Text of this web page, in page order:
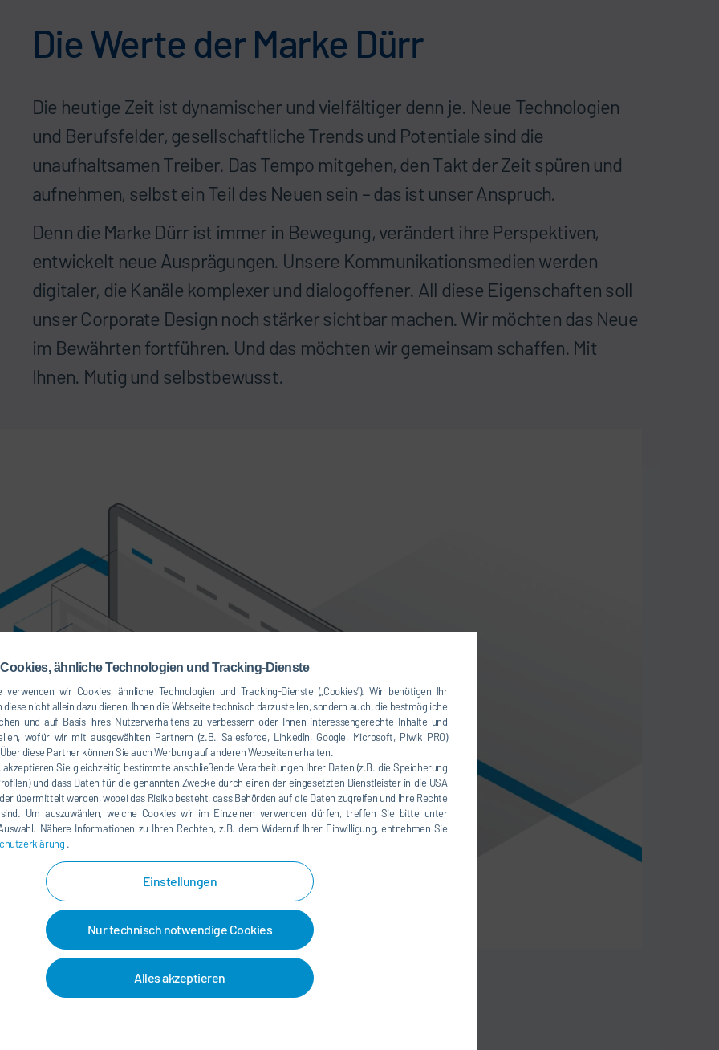
ähnliche Technologien und Tracking-Dienste
wir Cookies, ähnliche Technologien und Tracking-Dienste („Cookies“). Wir benötigen Ihr
diese nicht allein dazu dienen, Ihnen die Webseite technisch darzustellen, sondern auch, die bestmögliche
und auf Basis Ihres Nutzerverhaltens zu verbessern oder Ihnen interessengerechte Inhalte und
wofür wir mit ausgewählten Partnern (z.B. Salesforce, LinkedIn, Google, Microsoft, Piwik PRO)
diese Partner können Sie auch Werbung auf anderen Webseiten erhalten.
akzeptieren Sie gleichzeitig bestimmte anschließende Verarbeitungen Ihrer Daten (z.B. die Speicherung
und dass Daten für die genannten Zwecke durch einen der eingesetzten Dienstleister in die USA
übermittelt werden, wobei das Risiko besteht, dass Behörden auf die Daten zugreifen und Ihre Rechte
Um auszuwählen, welche Cookies wir im Einzelnen verwenden dürfen, treffen Sie bitte unter
Nähere Informationen zu Ihren Rechten, z.B. dem Widerruf Ihrer Einwilligung, entnehmen Sie
.
Einstellungen
Nur technisch notwendige Cookies
Alles akzeptieren
Die Werte der Marke Dürr
Die heutige Zeit ist dynamischer und vielfältiger denn je. Neue Technologien
und Berufsfelder, gesellschaftliche Trends und Potentiale sind die
unaufhaltsamen Treiber. Das Tempo mitgehen, den Takt der Zeit spüren und
aufnehmen, selbst ein Teil des Neuen sein – das ist unser Anspruch.
Denn die Marke Dürr ist immer in Bewegung, verändert ihre Perspektiven,
entwickelt neue Ausprägungen. Unsere Kommunikationsmedien werden
digitaler, die Kanäle komplexer und dialogoffener. All diese Eigenschaften soll
unser Corporate Design noch stärker sichtbar machen. Wir möchten das Neue
im Bewährten fortführen. Und das möchten wir gemeinsam schaffen. Mit
Ihnen. Mutig und selbstbewusst.